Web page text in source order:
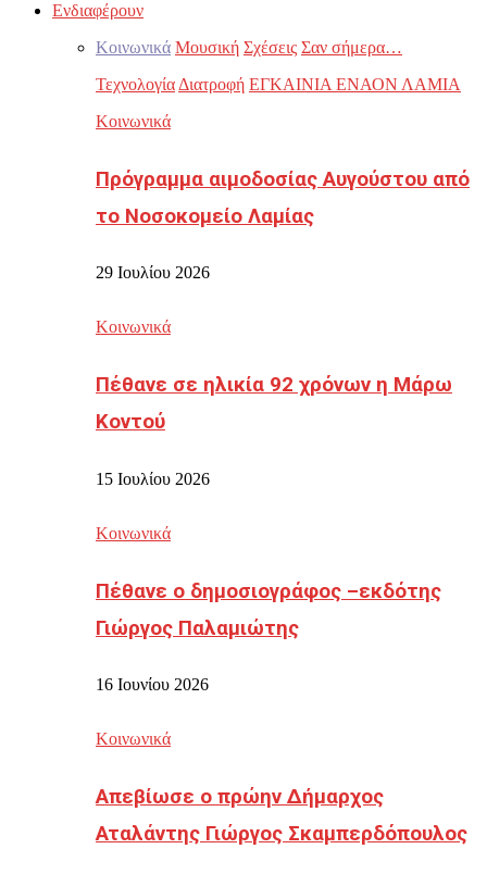
Ενδιαφέρουν
Κοινωνικά Μουσική Σχέσεις Σαν σήμερα…
Τεχνολογία Διατροφή ΕΓΚΑΙΝΙΑ ΕΝΑΟΝ ΛΑΜΙΑ
Κοινωνικά
Πρόγραμμα αιμοδοσίας Αυγούστου από
το Νοσοκομείο Λαμίας
29 Ιουλίου 2026
Κοινωνικά
Πέθανε σε ηλικία 92 χρόνων η Μάρω
Κοντού
15 Ιουλίου 2026
Κοινωνικά
Πέθανε ο δημοσιογράφος –εκδότης
Γιώργος Παλαμιώτης
16 Ιουνίου 2026
Κοινωνικά
Απεβίωσε ο πρώην Δήμαρχος
Αταλάντης Γιώργος Σκαμπερδόπουλος